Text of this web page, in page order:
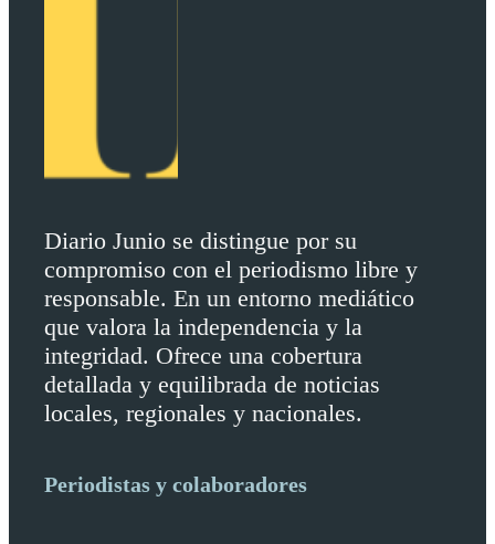
Diario Junio se distingue por su
compromiso con el periodismo libre y
responsable. En un entorno mediático
que valora la independencia y la
integridad. Ofrece una cobertura
detallada y equilibrada de noticias
locales, regionales y nacionales.
Periodistas y colaboradores